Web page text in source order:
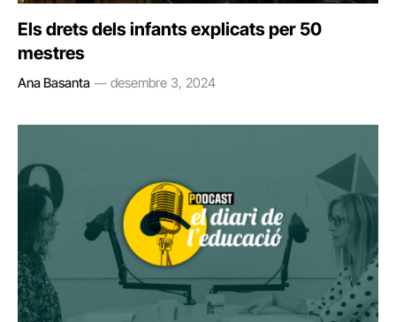
Els drets dels infants explicats per 50
mestres
Ana Basanta desembre 3, 2024